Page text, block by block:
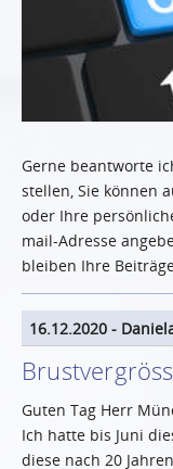
Gerne beantworte
stellen, Sie können
oder Ihre
mail-Adresse
bleiben Ihre
16.12.2020 -
Guten Tag Herr
Ich hatte bis Juni
diese nach 20